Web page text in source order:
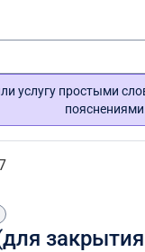
услугу простыми